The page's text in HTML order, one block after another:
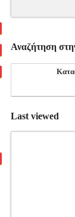
Αναζήτηση
Last viewed